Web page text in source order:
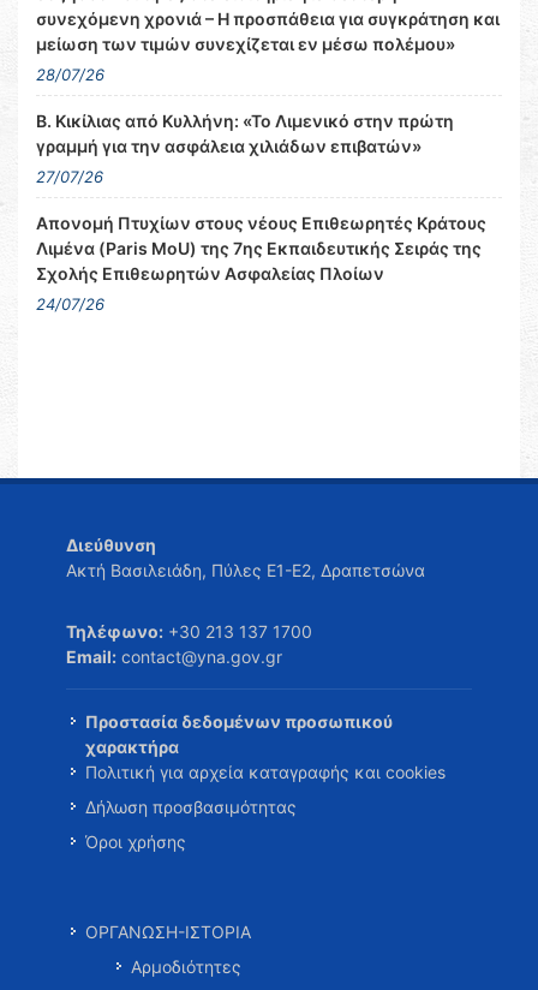
συνεχόμενη χρονιά – Η προσπάθεια για συγκράτηση και
μείωση των τιμών συνεχίζεται εν μέσω πολέμου»
28/07/26
Β. Κικίλιας από Κυλλήνη: «Το Λιμενικό στην πρώτη
γραμμή για την ασφάλεια χιλιάδων επιβατών»
27/07/26
Απονομή Πτυχίων στους νέους Επιθεωρητές Κράτους
Λιμένα (Paris MoU) της 7ης Εκπαιδευτικής Σειράς της
Σχολής Επιθεωρητών Ασφαλείας Πλοίων
24/07/26
Διεύθυνση
Ακτή Βασιλειάδη, Πύλες Ε1-Ε2, Δραπετσώνα
Τηλέφωνο: +30 213 137 1700
Email: contact@yna.gov.gr
Προστασία δεδομένων προσωπικού
χαρακτήρα
Πολιτική για αρχεία καταγραφής και cookies
Δήλωση προσβασιμότητας
Όροι χρήσης
ΟΡΓΑΝΩΣΗ-ΙΣΤΟΡΙΑ
Αρμοδιότητες